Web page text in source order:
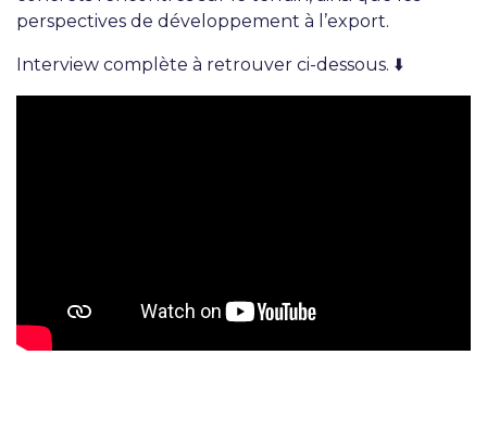
perspectives de développement à l’export.
Interview complète à retrouver ci-dessous. ⬇️